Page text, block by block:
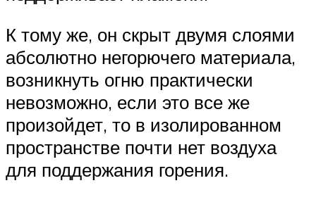
К тому же, он скрыт двумя слоями
абсолютно негорючего материала,
возникнуть огню практически
невозможно, если это все же
произойдет, то в изолированном
пространстве почти нет воздуха
для поддержания горения.